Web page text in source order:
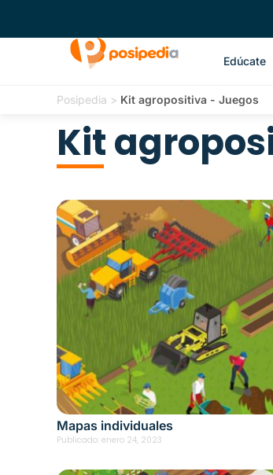
Edúcate
Posipedia > Kit agropositiva - Juegos
Kit
Mapas individuales
Publicado: enero 24, 2023